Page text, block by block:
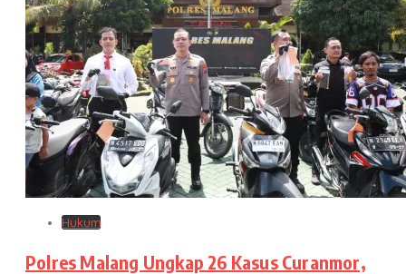
Hukum
Polres Malang Ungkap 26 Kasus Curanmor,